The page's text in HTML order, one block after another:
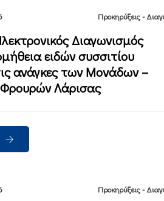
Προκηρύξεις -
Διαγωνισμός
ειδών συσσιτίου
ανάγκες των Μονάδων –
Λάρισας
Προκηρύξεις -